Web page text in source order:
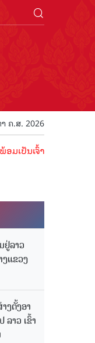
ຄ.ສ. 2026
ພາບທີ່ດີ ຕ້ອນຮັບນັກທ່
ຢູ່ລາວ
ແຂວງ
ງຕັ້ງອາ
າວ ເຂົ້າ